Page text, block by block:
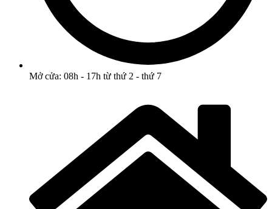
Mở cửa: 08h - 17h từ thứ 2 - thứ 7